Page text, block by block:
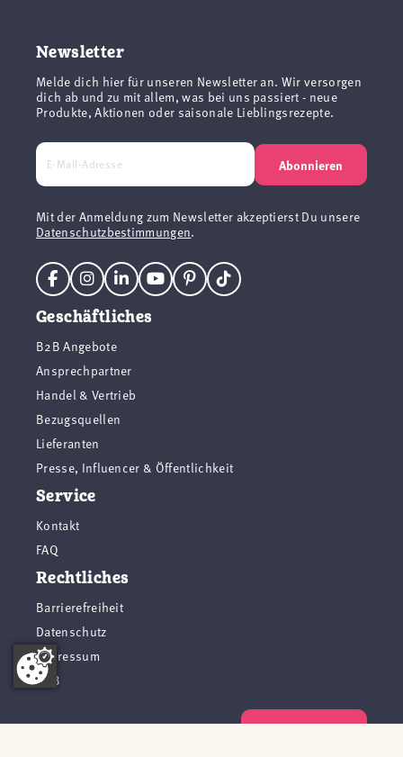
Newsletter
Melde dich hier für unseren Newsletter an. Wir versorgen
dich ab und zu mit allem, was bei uns passiert - neue
Produkte, Aktionen oder saisonale Lieblingsrezepte.
Abonnieren
Mit der Anmeldung zum Newsletter akzeptierst Du unsere
Datenschutzbestimmungen.
Geschäftliches
B2B Angebote
Ansprechpartner
Handel & Vertrieb
Bezugsquellen
Lieferanten
Presse, Influencer & Öffentlichkeit
Service
Kontakt
FAQ
Rechtliches
Barrierefreiheit
Datenschutz
Impressum
AGB